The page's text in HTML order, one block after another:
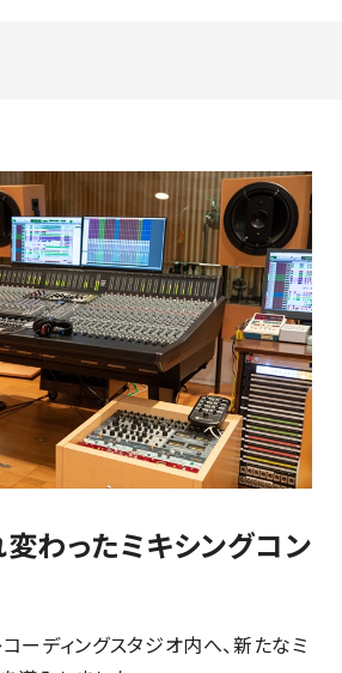
体験授業
わったミキシングコン
ーディングスタジオ内へ、新たなミ